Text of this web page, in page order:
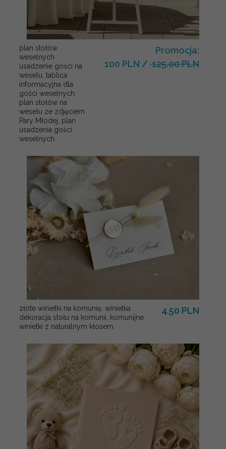
plan stołów
weselnych
usadzenie gości na
weselu, tablica
informacyjna dla
gości weselnych,
plan stołów na
weselu ze zdjęciem
Pary Młodej, plan
usadzenia gości
weselnych
Promocja:
100 PLN / 125.00 PLN
złote winietki na komunię, winietka
dekoracja stołu na komunii, komunijne
winietki z naturalnym kłosem
4.50 PLN